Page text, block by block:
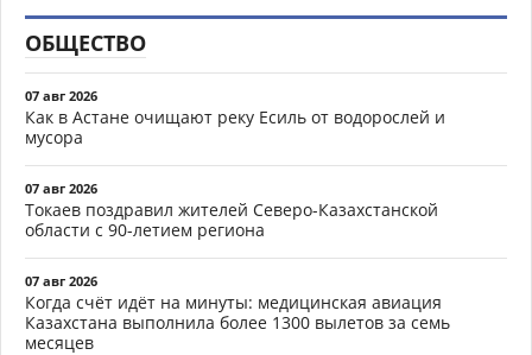
ОБЩЕСТВО
07 авг 2026
Как в Астане очищают реку Есиль от водорослей и
мусора
07 авг 2026
Токаев поздравил жителей Северо-Казахстанской
области с 90-летием региона
07 авг 2026
Когда счёт идёт на минуты: медицинская авиация
Казахстана выполнила более 1300 вылетов за семь
месяцев